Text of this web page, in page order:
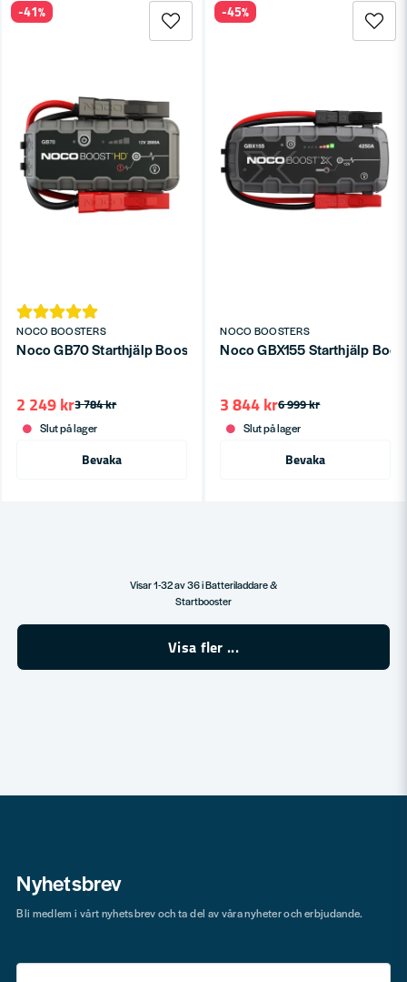
NOCO BOOSTERS
Noco GB70 Starthjälp Boost HD 12V 2000A
3 784 kr
2 249 kr
Slut på lager
Bevaka
-41%
NOCO BOOSTERS
Noco GBX155 Starthjälp
6 999 kr
3 844 kr
Slut på lager
Bevaka
-45%
Visar 1-32 av 36 i Batteriladdare &
Startbooster
Visa fler ...
Nyhetsbrev
Bli medlem i vårt nyhetsbrev och ta del av våra nyheter och erbjudande.